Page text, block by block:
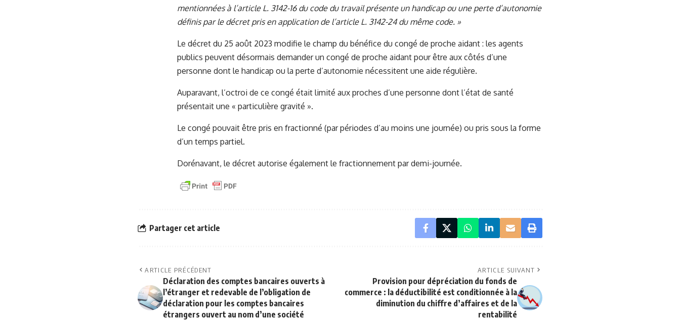
mentionnées à l’article L. 3142-16 du code du travail présente un handicap ou une perte d’autonomie
définis par le décret pris en application de l’article L. 3142-24 du même code. »
Le décret du 25 août 2023 modifie le champ du bénéfice du congé de proche aidant : les agents
publics peuvent désormais demander un congé de proche aidant pour être aux côtés d’une
personne dont le handicap ou la perte d’autonomie nécessitent une aide régulière.
Auparavant, l’octroi de ce congé était limité aux proches d’une personne dont l’état de santé
présentait une « particulière gravité ».
Le congé pouvait être pris en fractionné (par périodes d’au moins une journée) ou pris sous la forme
d’un temps partiel.
Dorénavant, le décret autorise également le fractionnement par demi-journée.
Partager cet article
ARTICLE PRÉCÉDENT
Déclaration des comptes bancaires ouverts à
l’étranger et redevable de l’obligation de
déclaration pour les comptes bancaires
étrangers ouvert au nom d’une société
ARTICLE SUIVANT
Provision pour dépréciation du fonds de
commerce : la déductibilité est conditionnée à la
diminution du chiffre d’affaires et de la
rentabilité